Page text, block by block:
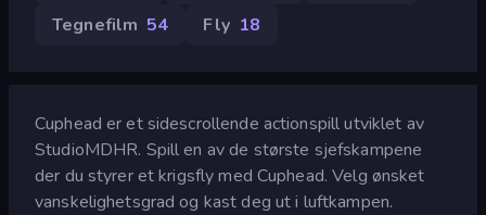
Tegnefilm 54 Fly 18
Cuphead er et sidescrollende actionspill utviklet av
StudioMDHR. Spill en av de største sjefskampene
der du styrer et krigsfly med Cuphead. Velg ønsket
vanskelighetsgrad og kast deg ut i luftkampen.